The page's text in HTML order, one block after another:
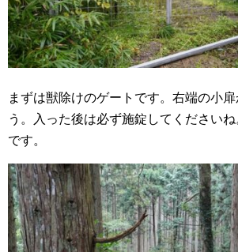
まずは獣除けのゲートです。右端の小
う。入った後は必ず施錠してください
です。